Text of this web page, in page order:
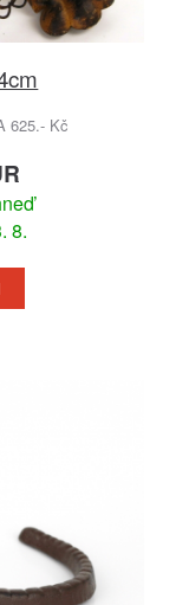
625.- Kč
8.